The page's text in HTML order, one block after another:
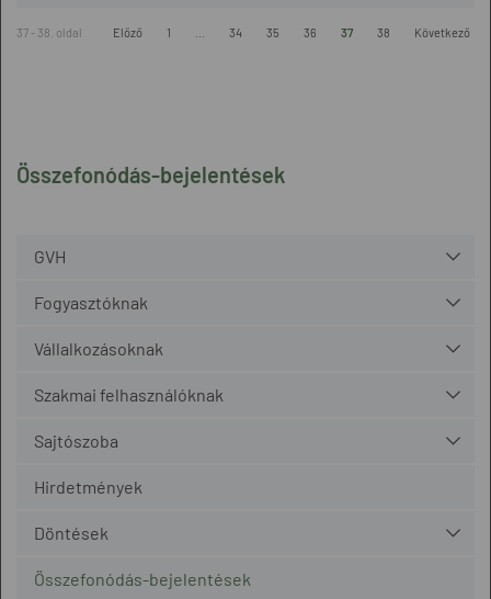
Összefonódás-bejelentések
GVH
Fogyasztóknak
Vállalkozásoknak
Szakmai felhasználóknak
Sajtószoba
Hirdetmények
Döntések
Összefonódás-bejelentések
37 - 38. oldal Előző 1 34 35 36 37 38 Következő